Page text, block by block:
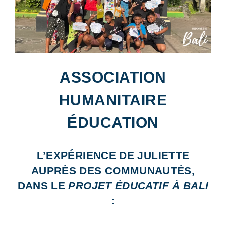
ASSOCIATION
HUMANITAIRE
ÉDUCATION
L’EXPÉRIENCE DE JULIETTE
AUPRÈS DES COMMUNAUTÉS,
DANS LEPROJET ÉDUCATIF À BALI
: